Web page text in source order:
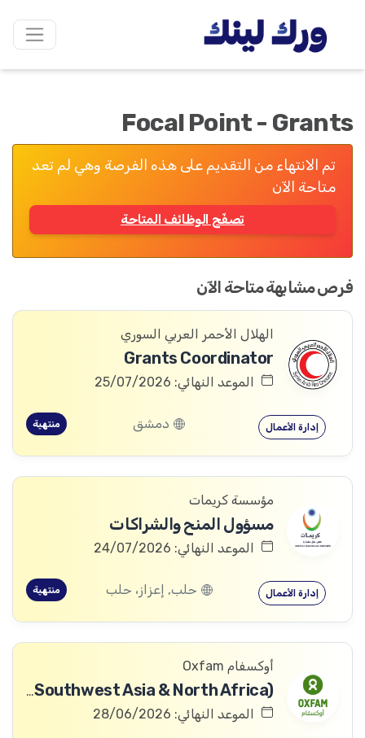
Focal Point - Grants
تم الانتهاء من التقديم على هذه الفرصة وهي لم تعد
متاحة الآن
تصفّح الوظائف المتاحة
فرص مشابهة متاحة الآن
الهلال الأحمر العربي السوري
Grants Coordinator
الموعد النهائي: 25/07/2026
إدارة الأعمال دمشق منتهية
مؤسسة كريمات
مسؤول المنح والشراكات
الموعد النهائي: 24/07/2026
إدارة الأعمال حلب, إعزاز، حلب منتهية
أوكسفام Oxfam
Bid Manager - Swana (Southwest Asia & North Africa)
الموعد النهائي: 28/06/2026